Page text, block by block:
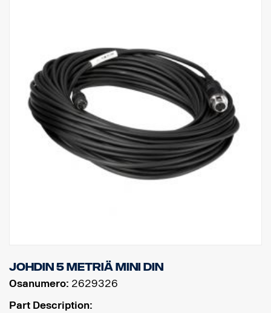
Johdin 5 metriä MINI DIN
Osanumero: 2629326
Part Description: